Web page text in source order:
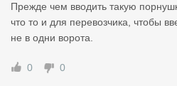
своей репутацией) или
знес в стагнацию уйдёт !!! Про
ли заявке? Счёт выставили?
в письменной форме. Если вы
Прежде чем вводить такую
что то и для перевозчика, чтобы
не в одни ворота.
0 0